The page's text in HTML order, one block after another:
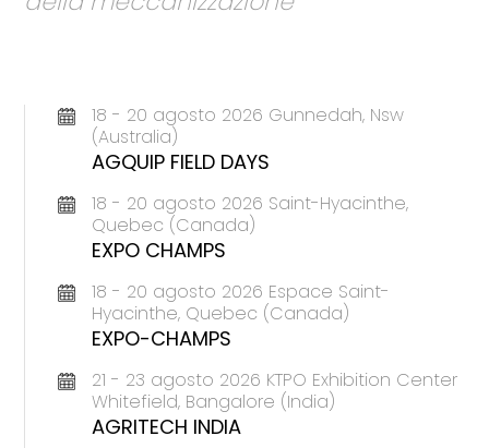
18 - 20 agosto 2026 Gunnedah, Nsw
(Australia)
AGQUIP FIELD DAYS
18 - 20 agosto 2026 Saint-Hyacinthe,
Quebec (Canada)
EXPO CHAMPS
18 - 20 agosto 2026 Espace Saint-
Hyacinthe, Quebec (Canada)
EXPO-CHAMPS
21 - 23 agosto 2026 KTPO Exhibition Center
Whitefield, Bangalore (India)
AGRITECH INDIA